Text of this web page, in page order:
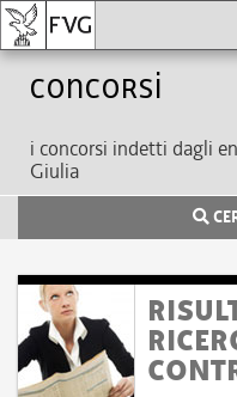
Concorsi
i concorsi indetti dagli
Giulia